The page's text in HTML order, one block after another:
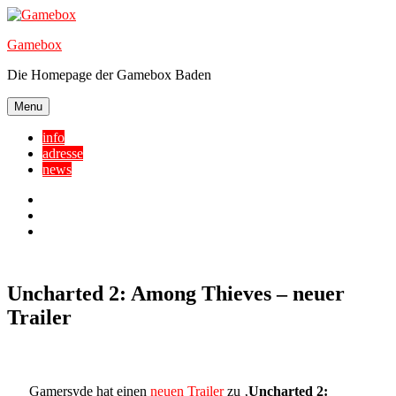
Skip
content
Gamebox
Die Homepage der Gamebox Baden
Menu
info
adresse
news
Uncharted 2: Among Thieves – neuer
Trailer
Gamersyde hat einen neuen Trailerzu ‚Uncharted 2: